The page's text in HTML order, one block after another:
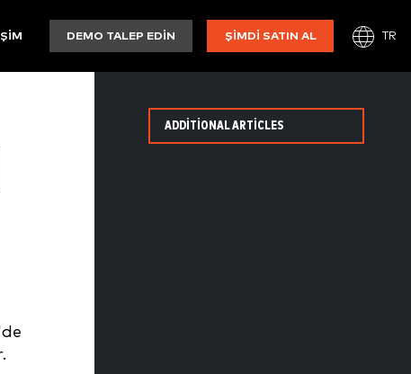
DEMO TALEP EDIN ŞIMDI SATIN AL TR
ADDITIONAL ARTICLES